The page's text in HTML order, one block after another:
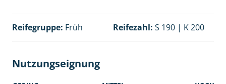
Reifegruppe: Früh Reifezahl: S 190 | K 200
Nutzungseignung